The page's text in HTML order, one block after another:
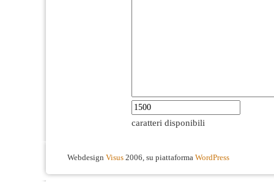
caratteri disponibili
Webdesign Visus 2006, su piattaforma WordPress